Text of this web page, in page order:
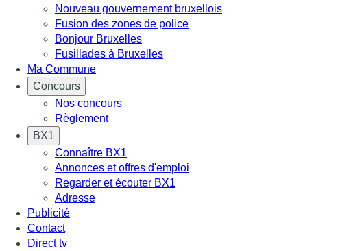
Nouveau gouvernement bruxellois
Fusion des zones de police
Bonjour Bruxelles
Fusillades à Bruxelles
Ma Commune
Concours
Nos concours
Règlement
BX1
Connaître BX1
Annonces et offres d'emploi
Regarder et écouter BX1
Adresse
Publicité
Contact
Direct tv